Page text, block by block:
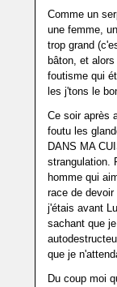
Comme un
une femme,
trop grand
bâton, et
foutisme qui
les j'tons le
Ce soir après
foutu les
DANS MA
strangulation.
homme qui
race de
j'étais avant
sachant que
que je
Du coup moi